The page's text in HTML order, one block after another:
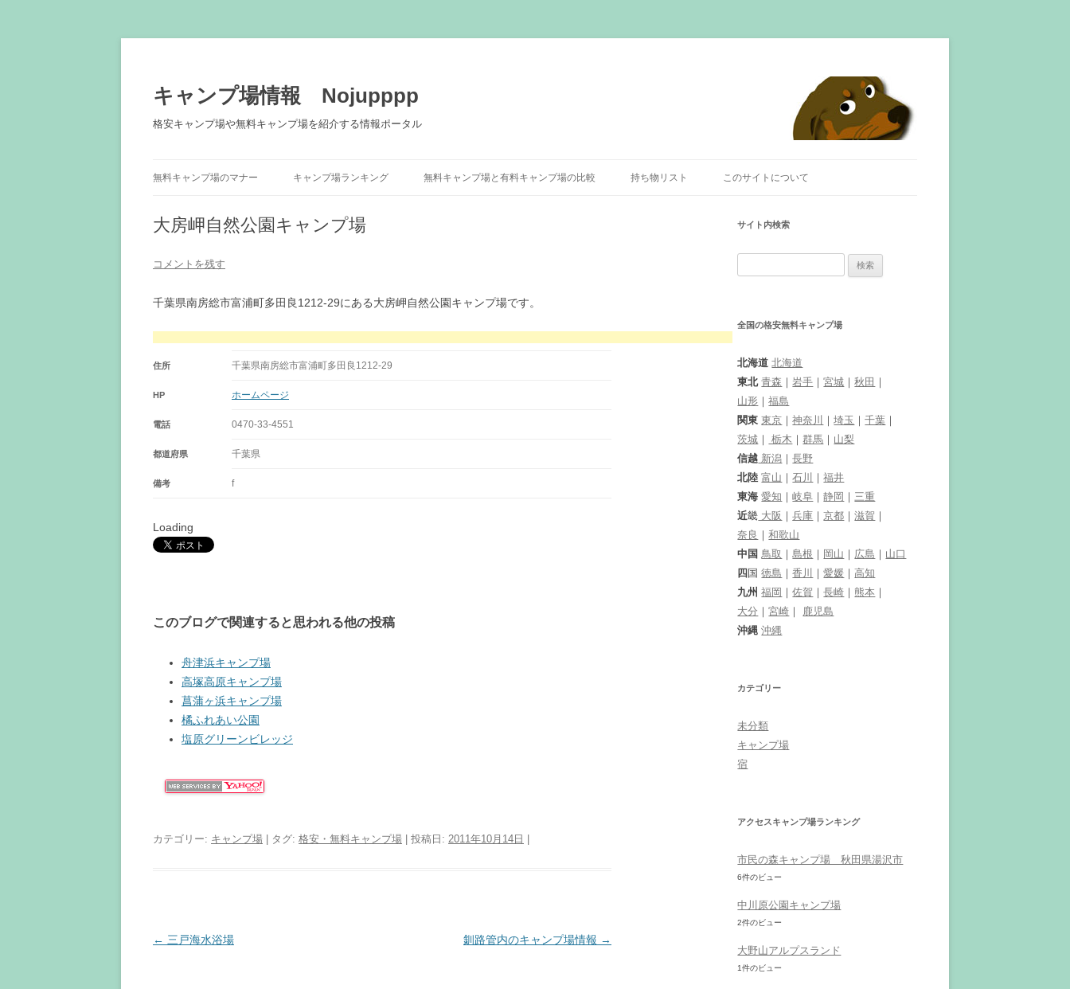
キャンプ場情報 Nojupppp
格安キャンプ場や無料キャンプ場を紹介する情報ポータル
ン
無料キャンプ場のマナー キャンプ場ランキング 無料キャンプ場と有料キャンプ場の比較 持ち物リスト このサイトについて
大房岬自然公園キャンプ場
コメントを残す
千葉県南房総市富浦町多田良1212-29にある大房岬自然公園キャンプ場です。
住所 千葉県南房総市富浦町多田良1212-29
HP ホームページ
電話 0470-33-4551
都道府県 千葉県
備考 f
Loading
このブログで関連すると思われる他の投稿
舟津浜キャンプ場
高塚高原キャンプ場
菖蒲ヶ浜キャンプ場
橘ふれあい公園
塩原グリーンビレッジ
カテゴリー: キャンプ場 | タグ: 格安・無料キャンプ場 | 投稿日: 2011年10月14日
投
← 三戸海水浴場 釧路管内のキャンプ場情報 →
サイト内検索
全国の格安無料キャンプ場
北海道 北海道
東北 青森 ｜岩手 ｜宮城 ｜秋田 ｜
山形 ｜福島
関東 東京 ｜神奈川 ｜埼玉 ｜千葉 ｜
茨城 ｜ 栃木 ｜群馬 ｜ 山梨
信越 新潟 ｜長野
北陸 富山 ｜石川 ｜福井
東海 愛知 ｜岐阜 ｜静岡 ｜ 三重
近畿 大阪 ｜兵庫 ｜京都 ｜滋賀 ｜
奈良 ｜和歌山
中国 鳥取 ｜島根 ｜ 岡山 ｜ 広島 ｜ 山口
四 国徳島 ｜香川 ｜愛媛 ｜高知
九州 福岡 ｜佐賀 ｜長崎 ｜ 熊本 ｜
大分 ｜宮崎 ｜ 鹿児島
沖縄 沖縄
カテゴリー
未分類
キャンプ場
宿
アクセスキャンプ場ランキング
市民の森キャンプ場 秋田県湯沢市
6件のビュー
中川原公園キャンプ場
2件のビュー
大野山アルプスランド
1件のビュー